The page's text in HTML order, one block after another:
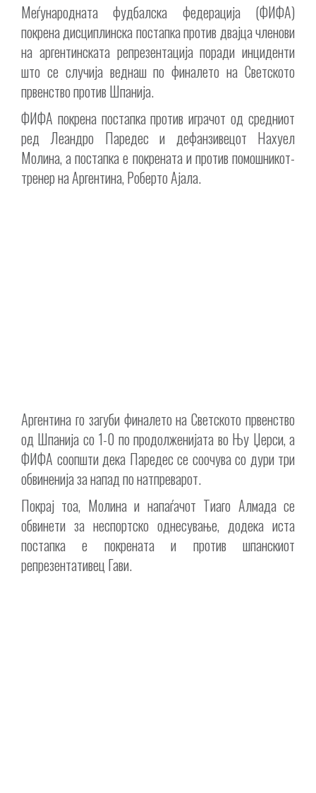
Меѓународната фудбалска федерација (ФИФА)
покрена дисциплинска постапка против двајца членови
на аргентинската репрезентација поради инциденти
што се случија веднаш по финалето на Светското
првенство против Шпанија.
ФИФА покрена постапка против играчот од средниот
ред Леандро Паредес и дефанзивецот Нахуел
Молина, а постапка е покрената и против помошникот-
тренер на Аргентина, Роберто Ајала.
Аргентина го загуби финалето на Светското првенство
од Шпанија со 1-0 по продолженијата во Њу Џерси, а
ФИФА соопшти дека Паредес се соочува со дури три
обвиненија за напад по натпреварот.
Покрај тоа, Молина и напаѓачот Тиаго Алмада се
обвинети за неспортско однесување, додека иста
постапка е покрената и против шпанскиот
репрезентативец Гави.